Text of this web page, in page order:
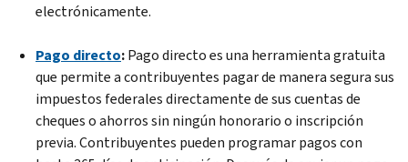
electrónicamente.
Pago directo:Pago directo es una herramienta gratuita
que permite a contribuyentes pagar de manera segura sus
impuestos federales directamente de sus cuentas de
cheques o ahorros sin ningún honorario o inscripción
previa. Contribuyentes pueden programar pagos con